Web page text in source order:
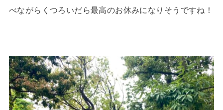
べながらくつろいだら最高のお休みになりそうですね！